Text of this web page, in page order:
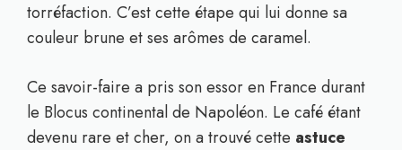
torréfaction. C’est cette étape qui lui donne sa
couleur brune et ses arômes de caramel.
Ce savoir-faire a pris son essor en France durant
le Blocus continental de Napoléon. Le café étant
devenu rare et cher, on a trouvé cette astuce